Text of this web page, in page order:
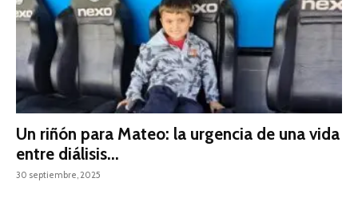
Un riñón para Mateo: la urgencia de una vida
entre diálisis...
30 septiembre, 2025